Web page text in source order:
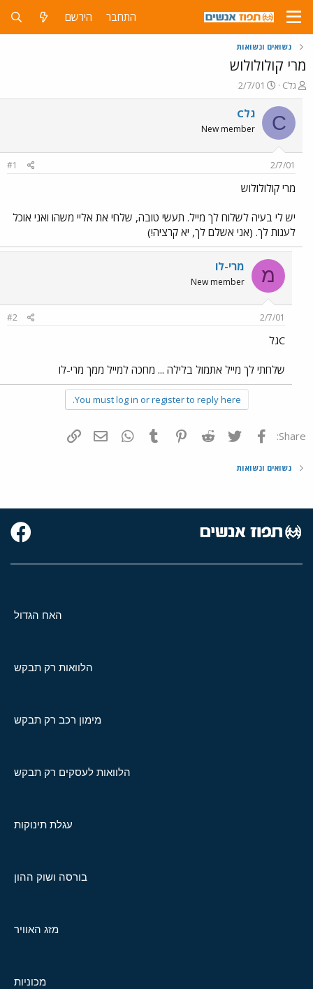
התחבר הירשם
נשואים ונשואות
מרי קולולולוש
פ
ו
ת
ח
ה
ש
א
Cגל
פ
ו
ס
ם
ר
2/7/01
C Cגל
New member
2/7/01
#1
מרי קולולולוש
יש לי בעיה לשלוח לך מייל. תעשי טובה, שלחי את אליי משהו ואני אוכל
לענות לך. (אני אשלם לך, יא קרציה!)
מ מרי-לו
New member
2/7/01
#2
Cגל
שלחתי לך מייל אתמול בלילה ... מחכה למייל ממך מרי-לו
You must log in or register to reply here.
Share: פייסבוק Twitter
Reddit
Pinterest
Tumblr
WhatsAppדואר אלקטרוני
נשואים ונשואות
האח הגדול
הלוואות רק תבקש
מימון רכב רק תבקש
הלוואות לעסקים רק תבקש
עגלת תינוקות
בורסה ושוק ההון
מזג האוויר
מכוניות